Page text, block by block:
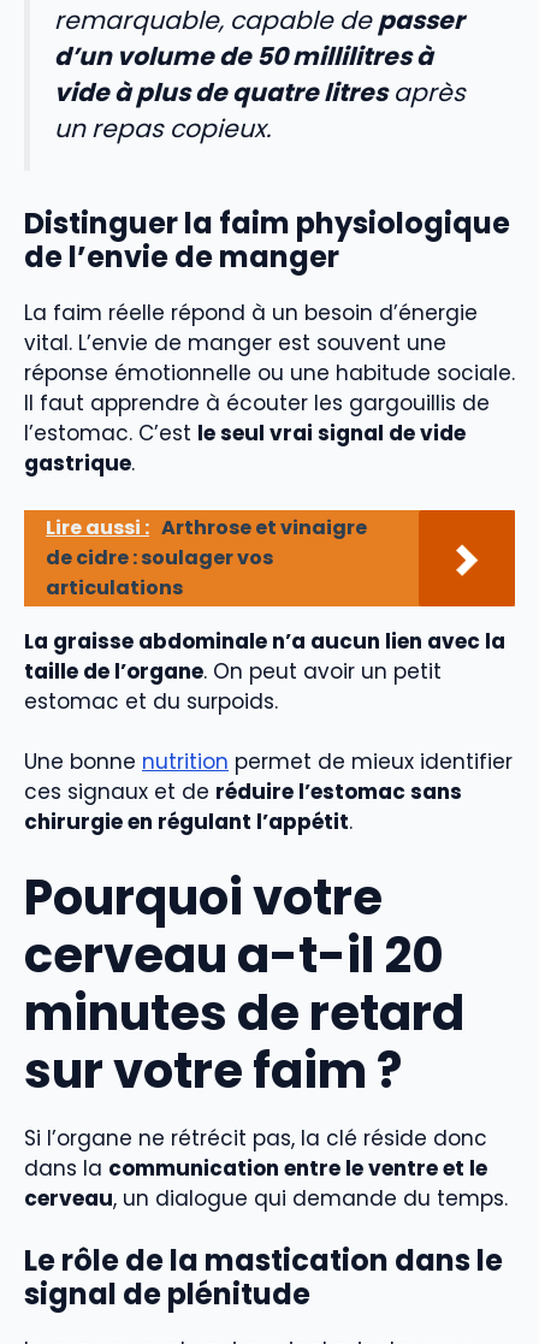
remarquable, capable depasser
d’un volume de 50 millilitres à
vide à plus de quatre litresaprès
un repas copieux.
Distinguer la faim physiologique
de l’envie de manger
La faim réelle répond à un besoin d’énergie
vital. L’envie de manger est souvent une
réponse émotionnelle ou une habitude sociale.
Il faut apprendre à écouter les gargouillis de
l’estomac. C’est le seul vrai signal de vide
gastrique.
Lire aussi : Arthrose et vinaigre
de cidre : soulager vos
articulations
La graisse abdominale n’a aucun lien avec la
taille de l’organe. On peut avoir un petit
estomac et du surpoids.
Une bonne nutrition permet de mieux identifier
ces signaux et de réduire l’estomac sans
chirurgie en régulant l’appétit.
Pourquoi votre
cerveau a-t-il 20
minutes de retard
sur votre faim ?
Si l’organe ne rétrécit pas, la clé réside donc
dans la communication entre le ventre et le
cerveau, un dialogue qui demande du temps.
Le rôle de la mastication dans le
signal de plénitude